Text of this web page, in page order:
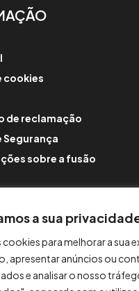
a sua
para melhorar a sua
apresentar anúncios ou
e analisar o nosso
cookies
de reclamação
Segurança
sobre a fusão